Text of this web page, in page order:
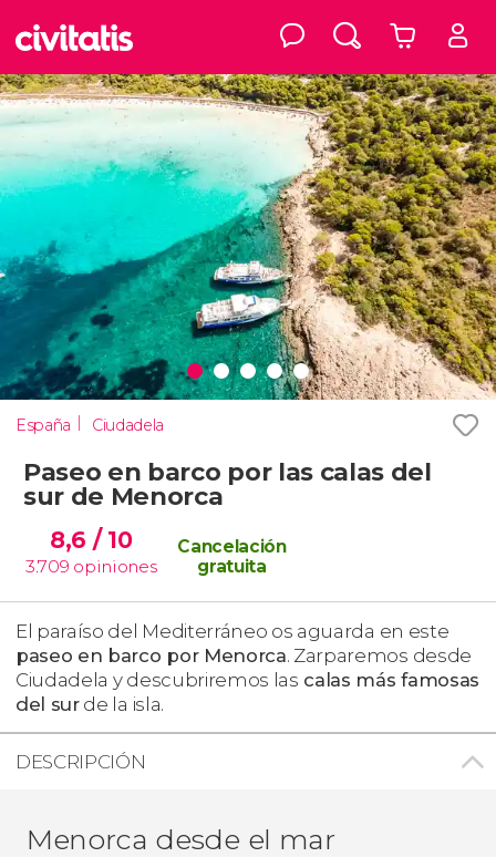
España Ciudadela
Paseo en barco por las calas del
sur de Menorca
8,6 / 10
3.709 opiniones
Cancelación
gratuita
El paraíso del Mediterráneo os aguarda en este
paseo en barco por Menorca. Zarparemos desde
Ciudadela y descubriremos las calas más famosas
del surde la isla.
DESCRIPCIÓN
Menorca desde el mar